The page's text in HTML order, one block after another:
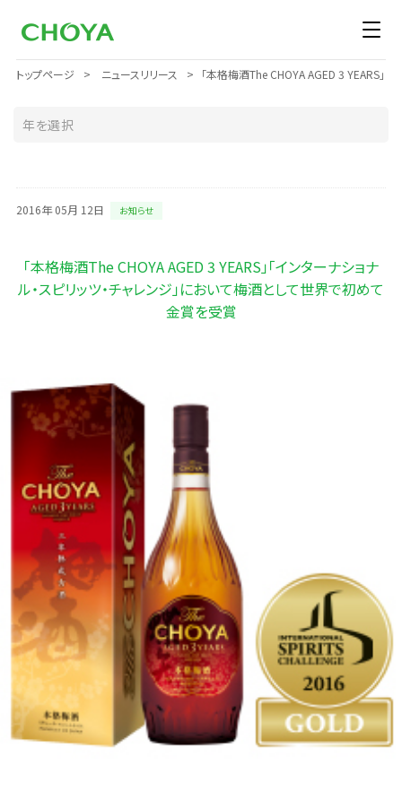
トップページ ニュースリリース 「本格梅酒The CHOYA AGED 3 YEARS」
2016年 05月 12日 お知らせ
「本格梅酒The CHOYA AGED 3 YEARS」「インターナショナ
ル・スピリッツ・チャレンジ」において梅酒として世界で初めて
金賞を受賞